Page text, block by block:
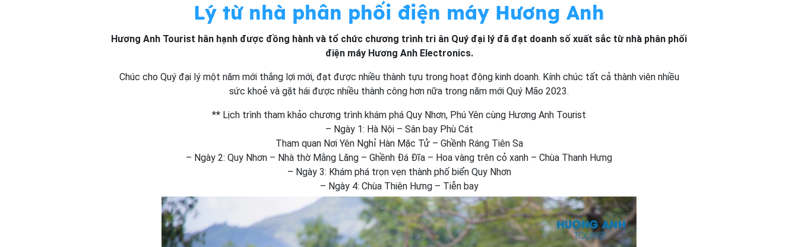
Lý từ nhà phân phối điện máy Hương Anh
Hương Anh Tourist hân hạnh được đồng hành và tổ chức chương trình tri ân Quý đại lý đã đạt doanh số xuất sắc từ nhà phân phối
điện máy Hương Anh Electronics.
Chúc cho Quý đại lý một năm mới thắng lợi mới, đạt được nhiều thành tựu trong hoạt động kinh doanh. Kính chúc tất cả thành viên nhiều
sức khoẻ và gặt hái được nhiều thành công hơn nữa trong năm mới Quý Mão 2023.
** Lịch trình tham khảo chương trình khám phá Quy Nhơn, Phú Yên cùng Hương Anh Tourist
– Ngày 1: Hà Nội – Sân bay Phù Cát
Tham quan Nơi Yên Nghỉ Hàn Mặc Tử – Ghềnh Ráng Tiên Sa
– Ngày 2: Quy Nhơn – Nhà thờ Mằng Lăng – Ghềnh Đá Đĩa – Hoa vàng trên cỏ xanh – Chùa Thanh Hưng
– Ngày 3: Khám phá trọn vẹn thành phố biển Quy Nhơn
– Ngày 4: Chùa Thiên Hưng – Tiễn bay